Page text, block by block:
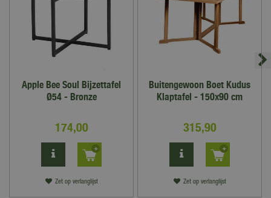
Apple Bee Soul Bijzettafel
Ø54 - Bronze
174,00
Zet op verlanglijst
Buitengewoon Boet Kudus
Klaptafel - 150x90 cm
315,90
Zet op verlanglijst